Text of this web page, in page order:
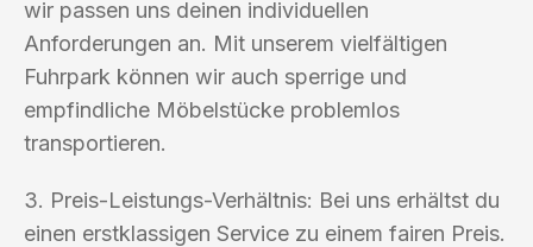
wir passen uns deinen individuellen
Anforderungen an. Mit unserem vielfältigen
Fuhrpark können wir auch sperrige und
empfindliche Möbelstücke problemlos
transportieren.
3. Preis-Leistungs-Verhältnis: Bei uns erhältst du
einen erstklassigen Service zu einem fairen Preis.